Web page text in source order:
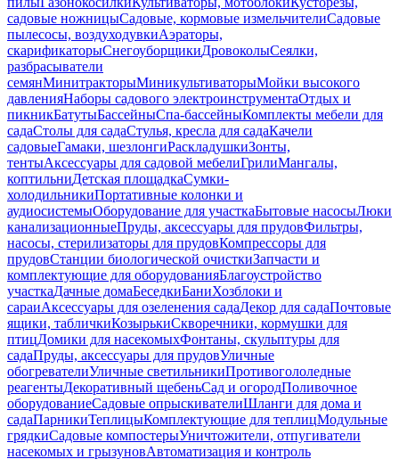
садовые ножницыСадовые, кормовые измельчителиСадовые
пылесосы, воздуходувкиАэраторы,
скарификаторыСнегоуборщикиДровоколыСеялки,
разбрасыватели
семянМинитракторыМиникультиваторыМойки высокого
давленияНаборы садового электроинструментаОтдых и
пикникБатутыБассейныСпа-бассейныКомплекты мебели для
садаСтолы для садаСтулья, кресла для садаКачели
садовыеГамаки, шезлонгиРаскладушкиЗонты,
тентыАксессуары для садовой мебелиГрилиМангалы,
коптильниДетская площадкаСумки-
холодильникиПортативные колонки и
аудиосистемыОборудование для участкаБытовые насосыЛюки
канализационныеПруды, аксессуары для прудовФильтры,
насосы, стерилизаторы для прудовКомпрессоры для
прудовСтанции биологической очисткиЗапчасти и
комплектующие для оборудованияБлагоустройство
участкаДачные домаБеседкиБаниХозблоки и
сараиАксессуары для озеленения садаДекор для садаПочтовые
ящики, табличкиКозырькиСкворечники, кормушки для
птицДомики для насекомыхФонтаны, скульптуры для
садаПруды, аксессуары для прудовУличные
обогревателиУличные светильникиПротивогололедные
реагентыДекоративный щебеньСад и огородПоливочное
оборудованиеСадовые опрыскивателиШланги для дома и
садаПарникиТеплицыКомплектующие для теплицМодульные
грядкиСадовые компостерыУничтожители, отпугиватели
насекомых и грызуновАвтоматизация и контроль